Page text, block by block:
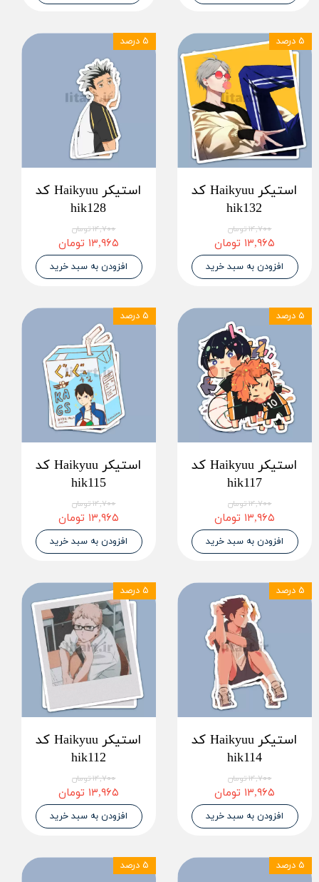
استیکر Haikyuu کد
hik132
۱۴,۷۰۰ تومان
۱۳,۹۶۵ تومان
افزودن به سبد خرید
۵ درصد
استیکر Haikyuu کد
hik128
۱۴,۷۰۰ تومان
۱۳,۹۶۵ تومان
افزودن به سبد خرید
۵ درصد
استیکر Haikyuu کد
hik117
۱۴,۷۰۰ تومان
۱۳,۹۶۵ تومان
افزودن به سبد خرید
۵ درصد
استیکر Haikyuu کد
hik115
۱۴,۷۰۰ تومان
۱۳,۹۶۵ تومان
افزودن به سبد خرید
۵ درصد
استیکر Haikyuu کد
hik114
۱۴,۷۰۰ تومان
۱۳,۹۶۵ تومان
افزودن به سبد خرید
۵ درصد
استیکر Haikyuu کد
hik112
۱۴,۷۰۰ تومان
۱۳,۹۶۵ تومان
افزودن به سبد خرید
۵ درصد
۵ درصد ۵ درصد